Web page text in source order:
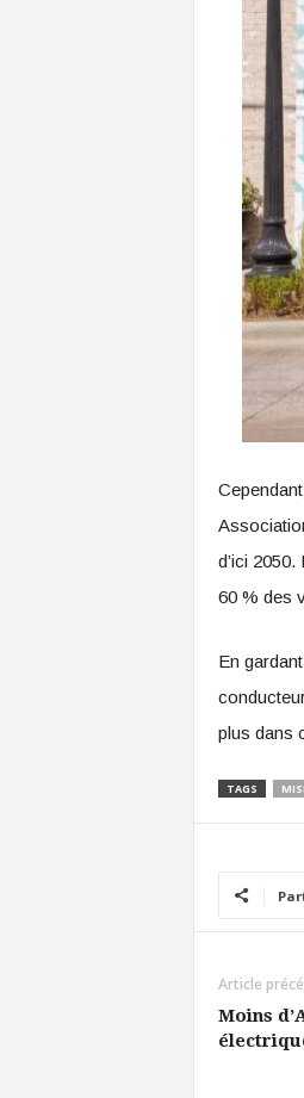
d’ici
60 % des
En
plus dans
TAGS
Article
Moins